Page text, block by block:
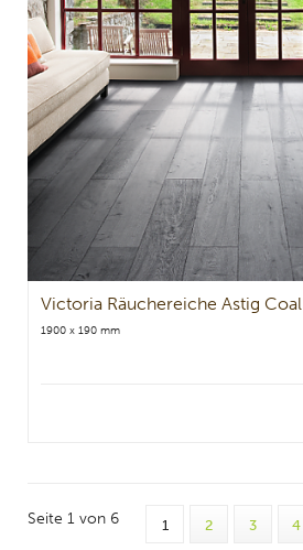
Victoria Räuchereiche Astig Coal
1900 x 190 mm
Seite 1 von 6 1 2 3 4